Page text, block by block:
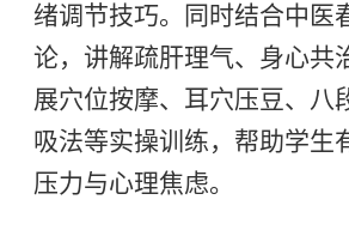
绪调节技巧。同时结合中医
论，讲解疏肝理气、身心共
展穴位按摩、耳穴压豆、八
吸法等实操训练，帮助学生
压力与心理焦虑。